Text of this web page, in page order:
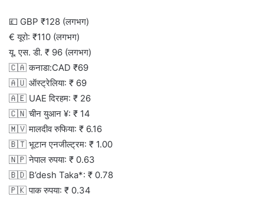
💷 GBP ₹128 (लगभग)
€ यूरो: ₹110 (लगभग)
यू. एस. डी. ₹ 96 (लगभग)
🇨🇦 कनाडा:CAD ₹69
🇦🇺 ऑस्ट्रेलिया: ₹ 69
🇦🇪 UAE दिरहम: ₹ 26
🇨🇳 चीन युआन ¥: ₹ 14
🇲🇻 मालदीव रुफिया: ₹ 6.16
🇧🇹 भूटान एनजील्ट्रम: ₹ 1.00
🇳🇵 नेपाल रुपया: ₹ 0.63
🇧🇩 B’desh Taka*: ₹ 0.78
🇵🇰 पाक रुपया: ₹ 0.34